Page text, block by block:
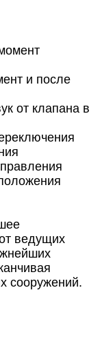
и после
от клапана в
ведущих
сооружений.